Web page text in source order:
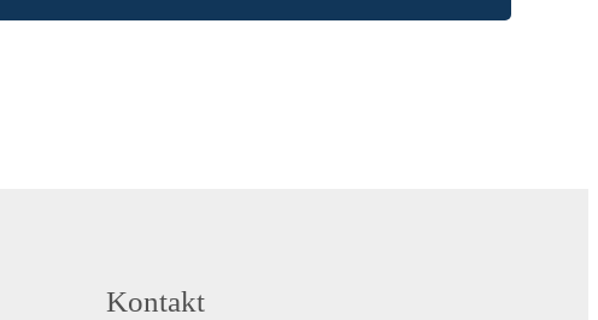
Kontakt